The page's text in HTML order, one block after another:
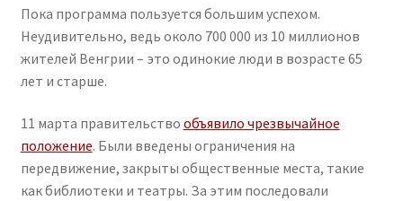
Пока программа пользуется большим успехом.
Неудивительно, ведь около 700 000 из 10 миллионов
жителей Венгрии – это одинокие люди в возрасте 65
лет и старше.
11 марта правительство объявило чрезвычайное
положение. Были введены ограничения на
передвижение, закрыты общественные места, такие
как библиотеки и театры. За этим последовали